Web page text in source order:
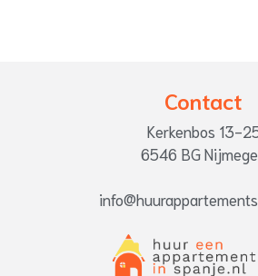
Contact
Kerkenbos 13-
6546 BG